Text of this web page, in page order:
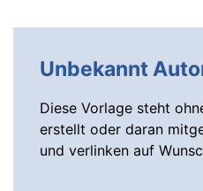
Unbekannt
Diese Vorlage steht
erstellt oder daran
und verlinken auf